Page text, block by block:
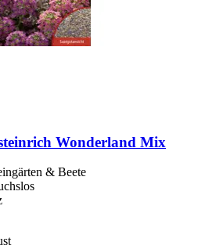
Wonderland Mix
& Beete